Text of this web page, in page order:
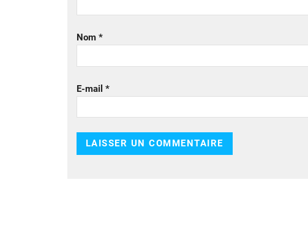
Nom *
E-mail *